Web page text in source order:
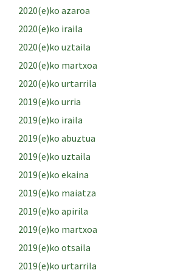
2020(e)ko azaroa
2020(e)ko iraila
2020(e)ko uztaila
2020(e)ko martxoa
2020(e)ko urtarrila
2019(e)ko urria
2019(e)ko iraila
2019(e)ko abuztua
2019(e)ko uztaila
2019(e)ko ekaina
2019(e)ko maiatza
2019(e)ko apirila
2019(e)ko martxoa
2019(e)ko otsaila
2019(e)ko urtarrila